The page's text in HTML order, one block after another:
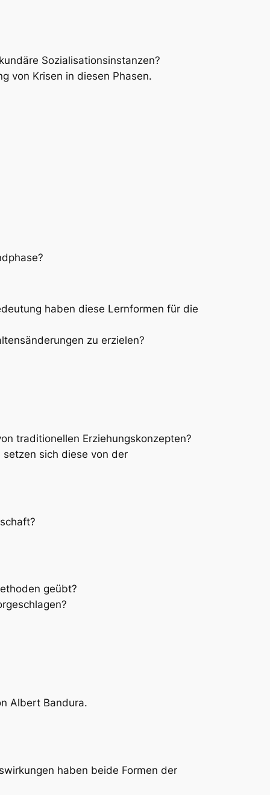
Sozialisationsinstanzen?
von Krisen in diesen Phasen.
haben diese Lernformen für die
zu erzielen?
traditionellen Erziehungskonzepten?
sich diese von der
geübt?
Albert Bandura.
haben beide Formen der